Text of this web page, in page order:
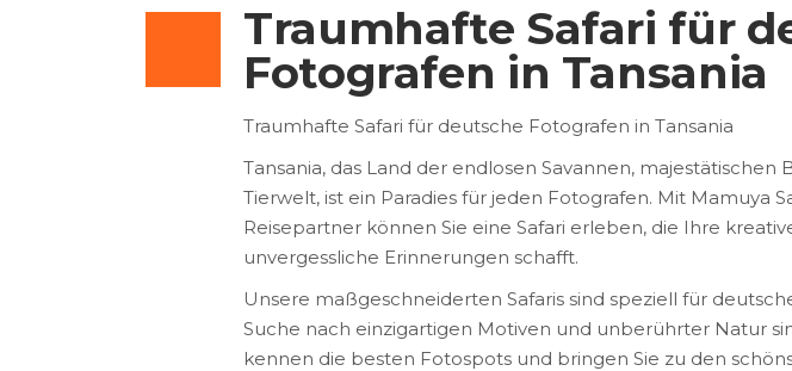
Traumhafte Safari für
Fotografen in Tansania
Traumhafte Safari für deutsche Fotografen in Tansania
Tansania, das Land der endlosen Savannen,
Tierwelt, ist ein Paradies für jeden Fotografen. Mit Mamuya
Reisepartner können Sie eine Safari erleben, die Ihre
unvergessliche Erinnerungen schafft.
Unsere maßgeschneiderten Safaris sind speziell für
Suche nach einzigartigen Motiven und unberührter Natur
kennen die besten Fotospots und bringen Sie zu den